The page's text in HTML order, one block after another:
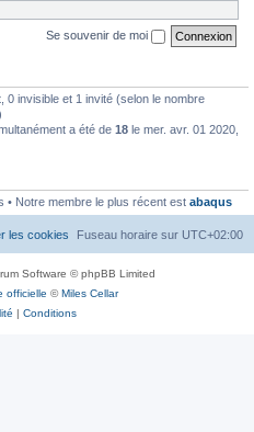
Se souvenir de moi
0 invisible et 1 invité (selon le nombre
a été de 18 le mer. avr. 01 2020,
• Notre membre le plus récent est abaqus
Fuseau horaire sur UTC+02:00
les cookies
Software © phpBB Limited
officielle ©Miles Cellar
| Conditions